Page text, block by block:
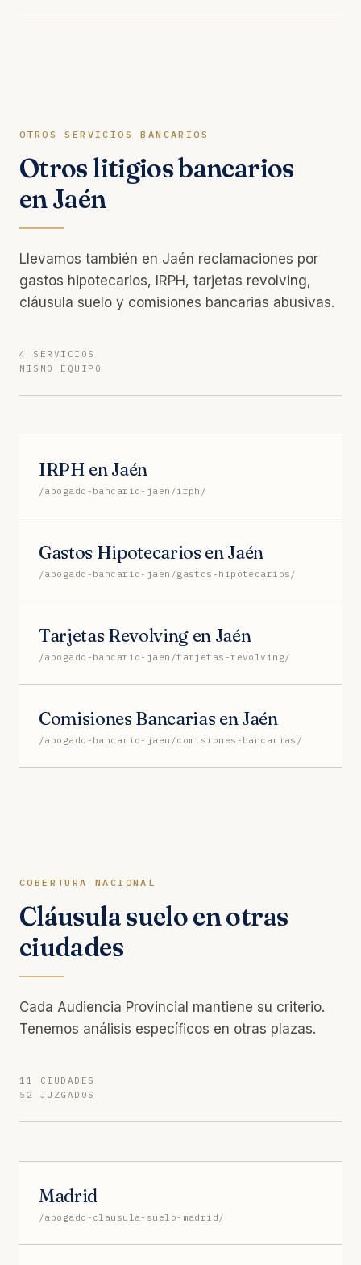
OTROS SERVICIOS BANCARIOS
Otros litigios bancarios
en Jaén
Llevamos también en Jaén reclamaciones por
gastos hipotecarios, IRPH, tarjetas revolving,
cláusula suelo y comisiones bancarias abusivas.
4 SERVICIOS
MISMO EQUIPO
IRPH en Jaén
/abogado-bancario-jaen/irph/
Gastos Hipotecarios en Jaén
/abogado-bancario-jaen/gastos-hipotecarios/
Tarjetas Revolving en Jaén
/abogado-bancario-jaen/tarjetas-revolving/
Comisiones Bancarias en Jaén
/abogado-bancario-jaen/comisiones-bancarias/
COBERTURA NACIONAL
Cláusula suelo en otras
ciudades
Cada Audiencia Provincial mantiene su criterio.
Tenemos análisis específicos en otras plazas.
11 CIUDADES
52 JUZGADOS
Madrid
/abogado-clausula-suelo-madrid/